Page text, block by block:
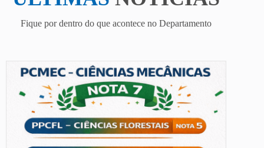
Fique por dentro do que acontece no Departamento